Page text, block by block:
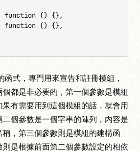
function () {},
function () {},
式，專門用來宣告和註冊模組，
都是非必要的，第一個參數是模組
有需要用到這個模組的話，就會用
個參數是一個字串的陣列，內容是
，第三個參數則是模組的建構函
是根據前面第二個參數設定的相依